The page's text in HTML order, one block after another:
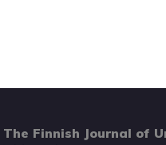
Finnish Journal of